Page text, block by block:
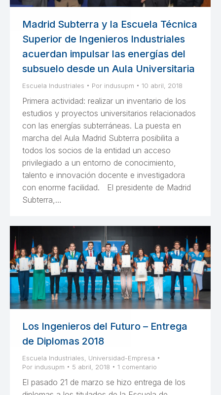
Madrid Subterra y la Escuela Técnica
Superior de Ingenieros Industriales
acuerdan impulsar las energías del
subsuelo desde un Aula Universitaria
Escuela Industriales Por indusupm 10 abril, 2018
Primera actividad: realizar un inventario de los
estudios y proyectos universitarios relacionados
con las energías subterráneas. La puesta en
marcha del Aula Madrid Subterra posibilita a
todos los socios de la entidad un acceso
privilegiado a un entorno de conocimiento,
talento e innovación docente e investigadora
con enorme facilidad. El presidente de Madrid
Subterra,…
Los Ingenieros del Futuro – Entrega
de Diplomas 2018
Escuela Industriales
Universidad-Empresa
Por indusupm 5 abril, 2018 1 comentario
El pasado 21 de marzo se hizo entrega de los